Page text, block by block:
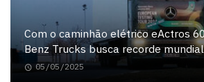
Com o caminhão elétrico eActros
Benz Trucks busca recorde
05/05/2025